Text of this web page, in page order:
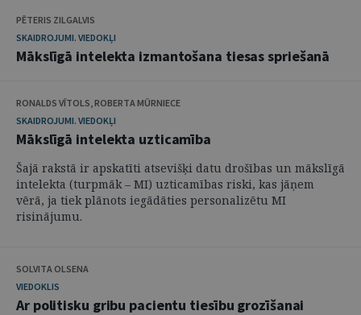
PĒTERIS ZILGALVIS
SKAIDROJUMI. VIEDOKĻI
Mākslīgā intelekta izmantošana tiesas spriešanā
RONALDS VĪTOLS, ROBERTA MŪRNIECE
SKAIDROJUMI. VIEDOKĻI
Mākslīgā intelekta uzticamība
Šajā rakstā ir apskatīti atsevišķi datu drošības un mākslīgā
intelekta (turpmāk – MI) uzticamības riski, kas jāņem
vērā, ja tiek plānots iegādāties personalizētu MI
risinājumu.
SOLVITA OLSENA
VIEDOKLIS
Ar politisku gribu pacientu tiesību grozīšanai